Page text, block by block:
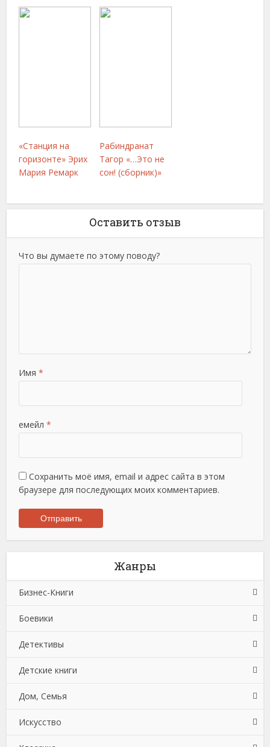
«Станция на
горизонте» Эрих
Мария Ремарк
Рабиндранат
Тагор «…Это не
сон! (сборник)»
Оставить отзыв
Что вы думаете по этому поводу?
Имя *
емейл *
Сохранить моё имя, email и адрес сайта в этом
браузере для последующих моих комментариев.
Жанры
Бизнес-Книги
Банковское дело
Бухучет, налогообложение, аудит
Делопроизводство
Зарубежная деловая литература
Корпоративная культура
Боевики
Боевики: Прочее
Криминальные боевики
Триллеры
Детективы
Зарубежные детективы
Иронические детективы
Исторические детективы
Детские книги
Детская проза
Детская фантастика
Дом, Семья
Автомобили и ПДД
Искусство